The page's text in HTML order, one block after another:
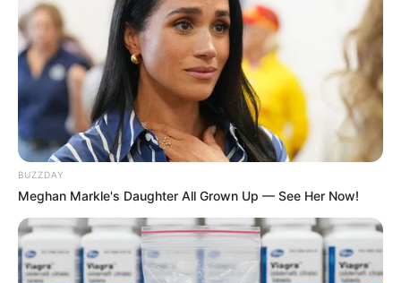
Το μάθημα ήταν αφιερωμένο σε μια ολοκληρωμένη
παρουσίαση των τεχνικών, περιβαλλοντικών και
BUZZDAY
Meghan Markle's Daughter All Grown Up — See Her Now!